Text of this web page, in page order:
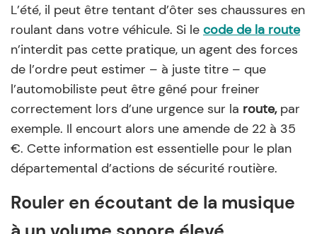
L’été, il peut être tentant d’ôter ses chaussures en
roulant dans votre véhicule. Si le code de la route
n’interdit pas cette pratique, un agent des forces
de l’ordre peut estimer – à juste titre – que
l’automobiliste peut être gêné pour freiner
correctement lors d’une urgence sur la route,par
exemple. Il encourt alors une amende de 22 à 35
€. Cette information est essentielle pour le plan
départemental d’actions de sécurité routière.
Rouler en écoutant de la musique